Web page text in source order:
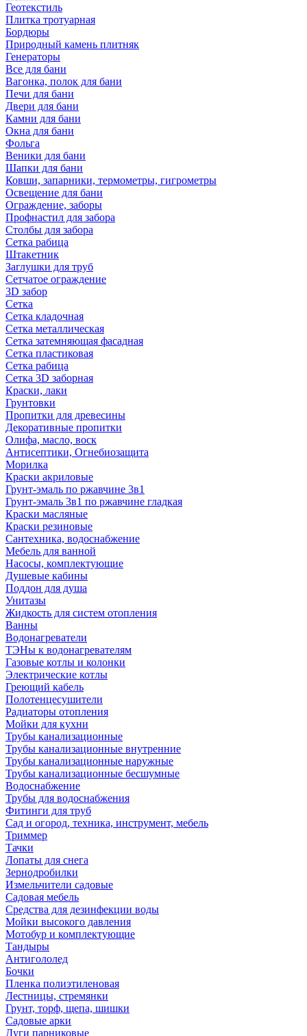
Геотекстиль
Плитка тротуарная
Бордюры
Природный камень плитняк
Генераторы
Все для бани
Вагонка, полок для бани
Печи для бани
Двери для бани
Камни для бани
Окна для бани
Фольга
Веники для бани
Шапки для бани
Ковши, запарники, термометры, гигрометры
Освещение для бани
Ограждение, заборы
Профнастил для забора
Столбы для забора
Сетка рабица
Штакетник
Заглушки для труб
Сетчатое ограждение
3D забор
Сетка
Сетка кладочная
Сетка металлическая
Сетка затемняющая фасадная
Сетка пластиковая
Сетка рабица
Сетка 3D заборная
Краски, лаки
Грунтовки
Пропитки для древесины
Декоративные пропитки
Олифа, масло, воск
Антисептики, Огнебиозащита
Морилка
Краски акриловые
Грунт-эмаль по ржавчине 3в1
Грунт-эмаль 3в1 по ржавчине гладкая
Краски масляные
Краски резиновые
Сантехника, водоснабжение
Мебель для ванной
Насосы, комплектующие
Душевые кабины
Поддон для душа
Унитазы
Жидкость для систем отопления
Ванны
Водонагреватели
ТЭНы к водонагревателям
Газовые котлы и колонки
Электрические котлы
Греющий кабель
Полотенцесушители
Радиаторы отопления
Мойки для кухни
Трубы канализационные
Трубы канализационные внутренние
Трубы канализационные наружные
Трубы канализационные бесшумные
Водоснабжение
Трубы для водоснабжения
Фитинги для труб
Сад и огород, техника, инструмент, мебель
Триммер
Тачки
Лопаты для снега
Зернодробилки
Измельчители садовые
Садовая мебель
Средства для дезинфекции воды
Мойки высокого давления
Мотобур и комплектующие
Тандыры
Антигололед
Бочки
Пленка полиэтиленовая
Лестницы, стремянки
Грунт, торф, щепа, шишки
Садовые арки
Дуги парниковые